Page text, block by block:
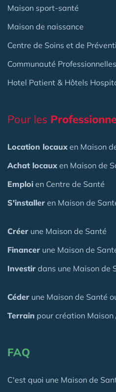
Maison sport-santé
Maison de naissance
Centre de Soins et de
Communauté
Hotel Patient & Hôtels
Pour les
Location locaux en Maison
Achat locaux en Maison de
Emploi en Centre de Santé
S'installer en Maison de
Créer une Maison de Santé
Financer une Maison de
Investir dans une Maison de
Céder une Maison de Santé
Terrain pour création Maison
FAQ
C'est quoi une Maison de